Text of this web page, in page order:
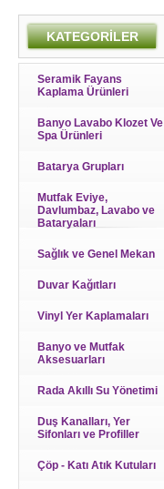
KATEGORİLER
Seramik Fayans
Kaplama Ürünleri
Banyo Lavabo Klozet Ve
Spa Ürünleri
Batarya Grupları
Mutfak Eviye,
Davlumbaz, Lavabo ve
Bataryaları
Sağlık ve Genel Mekan
Duvar Kağıtları
Vinyl Yer Kaplamaları
Banyo ve Mutfak
Aksesuarları
Rada Akıllı Su Yönetimi
Duş Kanalları, Yer
Sifonları ve Profiller
Çöp - Katı Atık Kutuları